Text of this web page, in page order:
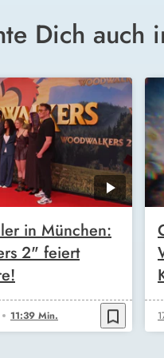
Dich auch
in München:
2" feiert
11:39 Min. bookmark_border